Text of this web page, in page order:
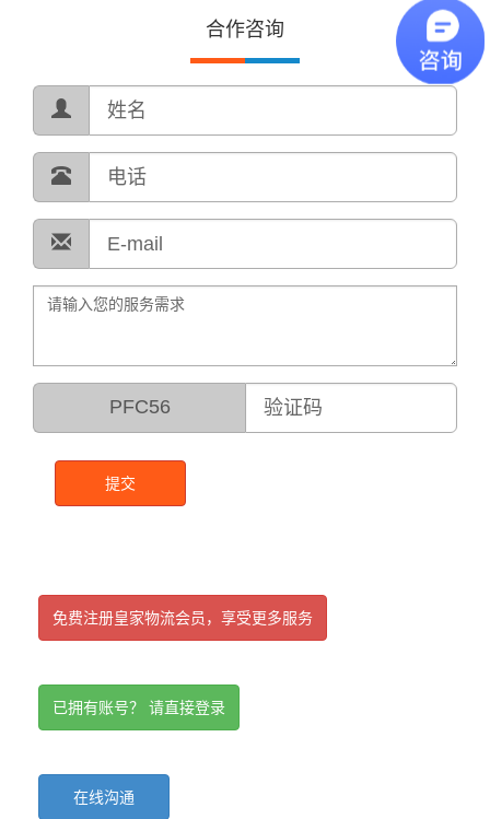
合作咨询
PFC56
提交
免费注册皇家物流会员，享受更多服务
已拥有账号？ 请直接登录
在线沟通